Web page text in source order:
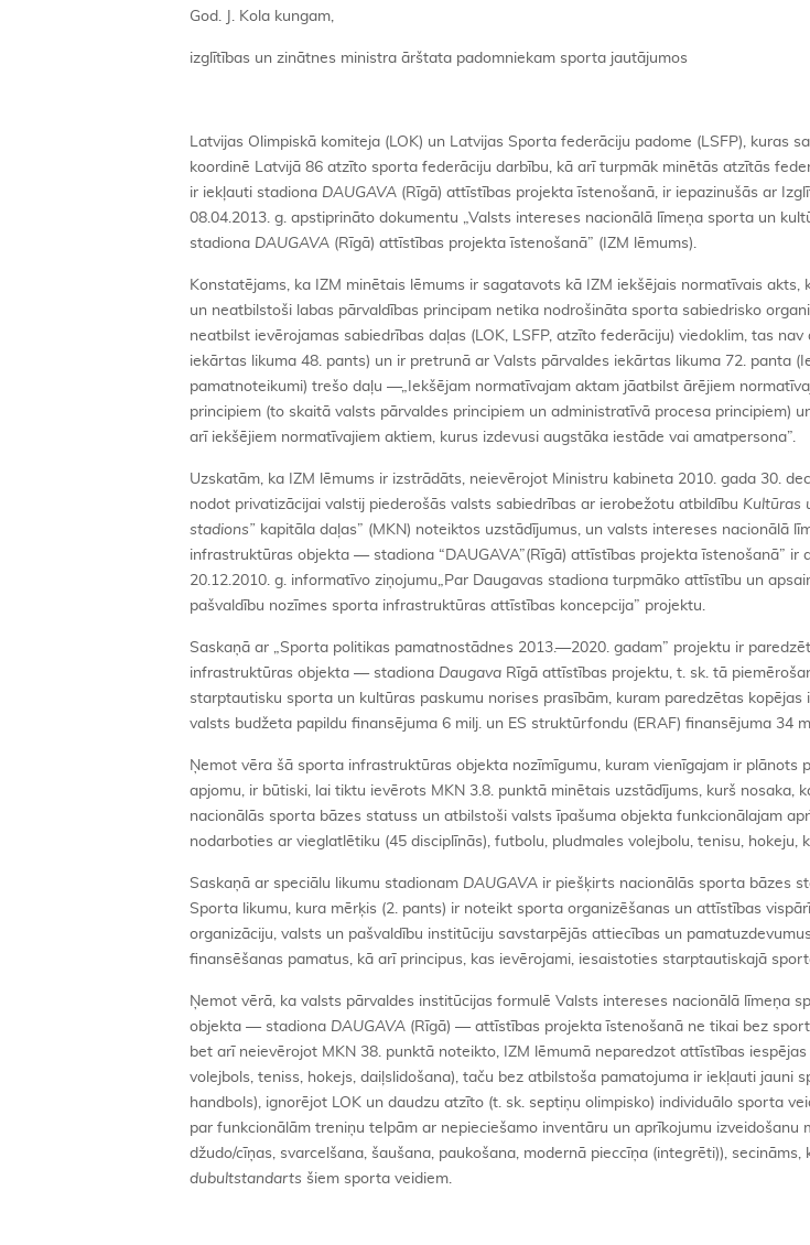
God. J. Kola kungam,
izglītības un zinātnes ministra ārštata padomniekam sporta jautājumos
Latvijas Olimpiskā komiteja (LOK) un Latvijas Sporta federāciju padome (LSFP), kuras
koordinē Latvijā 86 atzīto sporta federāciju darbību, kā arī turpmāk minētās atzītās
ir iekļauti stadiona DAUGAVA (Rīgā) attīstības projekta īstenošanā, ir iepazinušās ar
08.04.2013. g. apstiprināto dokumentu „Valsts intereses nacionālā līmeņa sporta un
stadiona DAUGAVA (Rīgā) attīstības projekta īstenošanā” (IZM lēmums).
Konstatējams, ka IZM minētais lēmums ir sagatavots kā IZM iekšējais normatīvais
un neatbilstoši labas pārvaldības principam netika nodrošināta sporta sabiedrisko
neatbilst ievērojamas sabiedrības daļas (LOK, LSFP, atzīto federāciju) viedoklim, tas
iekārtas likuma 48. pants) un ir pretrunā ar Valsts pārvaldes iekārtas likuma 72. panta
pamatnoteikumi) trešo daļu —„Iekšējam normatīvajam aktam jāatbilst ārējiem
principiem (to skaitā valsts pārvaldes principiem un administratīvā procesa principiem)
arī iekšējiem normatīvajiem aktiem, kurus izdevusi augstāka iestāde vai amatpersona”.
Uzskatām, ka IZM lēmums ir izstrādāts, neievērojot Ministru kabineta 2010. gada 30.
nodot privatizācijai valstij piederošās valsts sabiedrības ar ierobežotu atbildību Kultūras
stadions” kapitāla daļas” (MKN) noteiktos uzstādījumus, un valsts intereses nacionālā
infrastruktūras objekta — stadiona “DAUGAVA”(Rīgā) attīstības projekta īstenošanā” ir
20.12.2010. g. informatīvo ziņojumu„Par Daugavas stadiona turpmāko attīstību un
pašvaldību nozīmes sporta infrastruktūras attīstības koncepcija” projektu.
Saskaņā ar „Sporta politikas pamatnostādnes 2013.—2020. gadam” projektu ir
infrastruktūras objekta — stadiona Daugava Rīgā attīstības projektu, t. sk. tā
starptautisku sporta un kultūras paskumu norises prasībām, kuram paredzētas kopējas
valsts budžeta papildu finansējuma 6 milj. un ES struktūrfondu (ERAF) finansējuma 34
Ņemot vēra šā sporta infrastruktūras objekta nozīmīgumu, kuram vienīgajam ir plānots
apjomu, ir būtiski, lai tiktu ievērots MKN 3.8. punktā minētais uzstādījums, kurš nosaka,
nacionālās sporta bāzes statuss un atbilstoši valsts īpašuma objekta funkcionālajam
nodarboties ar vieglatlētiku (45 disciplīnās), futbolu, pludmales volejbolu, tenisu, hokeju,
Saskaņā ar speciālu likumu stadionam DAUGAVA ir piešķirts nacionālās sporta bāzes
Sporta likumu, kura mērķis (2. pants) ir noteikt sporta organizēšanas un attīstības
organizāciju, valsts un pašvaldību institūciju savstarpējās attiecības un
finansēšanas pamatus, kā arī principus, kas ievērojami, iesaistoties starptautiskajā
Ņemot vērā, ka valsts pārvaldes institūcijas formulē Valsts intereses nacionālā līmeņa
objekta — stadiona DAUGAVA (Rīgā) — attīstības projekta īstenošanā ne tikai bez
bet arī neievērojot MKN 38. punktā noteikto, IZM lēmumā neparedzot attīstības
volejbols, teniss, hokejs, daiļslidošana), taču bez atbilstoša pamatojuma ir iekļauti jauni
handbols), ignorējot LOK un daudzu atzīto (t. sk. septiņu olimpisko) individuālo sporta
par funkcionālām treniņu telpām ar nepieciešamo inventāru un aprīkojumu izveidošanu
džudo/cīņas, svarcelšana, šaušana, paukošana, modernā pieccīņa (integrēti)),
dubultstandarts šiem sporta veidiem.